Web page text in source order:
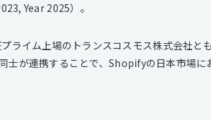
Year 2025）。
ライム上場のトランスコスモス株式会社と
士が連携することで、Shopifyの日本市場に